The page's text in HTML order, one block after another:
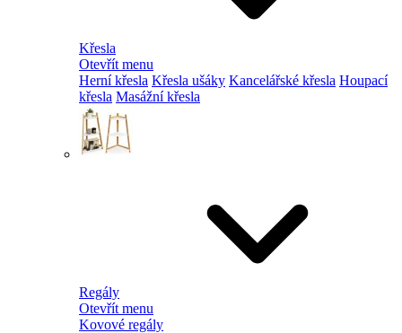
Křesla
Otevřít menu
Herní křesla Křesla ušáky Kancelářské křesla Houpací
křesla Masážní křesla
Regály
Otevřít menu
Kovové regály